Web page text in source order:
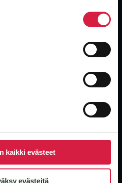
kaikki evästeet
evästeitä